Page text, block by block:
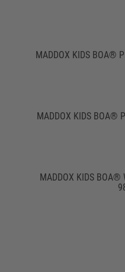
MADDOX KIDS BOA®
MADDOX KIDS BOA®
MADDOX KIDS BOA®